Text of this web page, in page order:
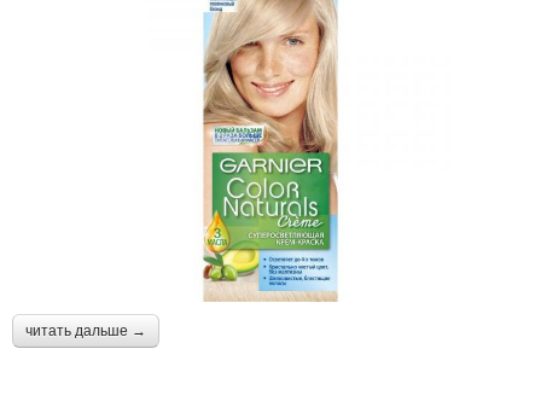
читать дальше →